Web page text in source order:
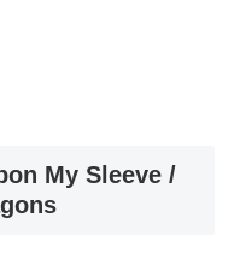
My Sleeve /